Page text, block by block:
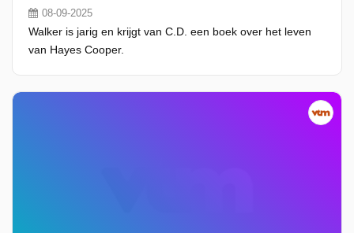
08-09-2025
Walker is jarig en krijgt van C.D. een boek over het leven
van Hayes Cooper.